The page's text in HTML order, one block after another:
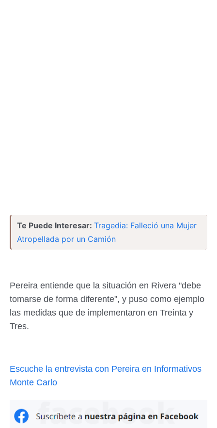
Te Puede Interesar: Tragedia: Falleció una Mujer
Atropellada por un Camión
Pereira entiende que la situación en Rivera "debe
tomarse de forma diferente", y puso como ejemplo
las medidas que de implementaron en Treinta y
Tres.
Escuche la entrevista con Pereira en Informativos
Monte Carlo